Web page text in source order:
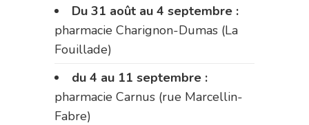
Du 31 août au 4 septembre :
pharmacie Charignon-Dumas (La
Fouillade)
du 4 au 11 septembre :
pharmacie Carnus (rue Marcellin-
Fabre)